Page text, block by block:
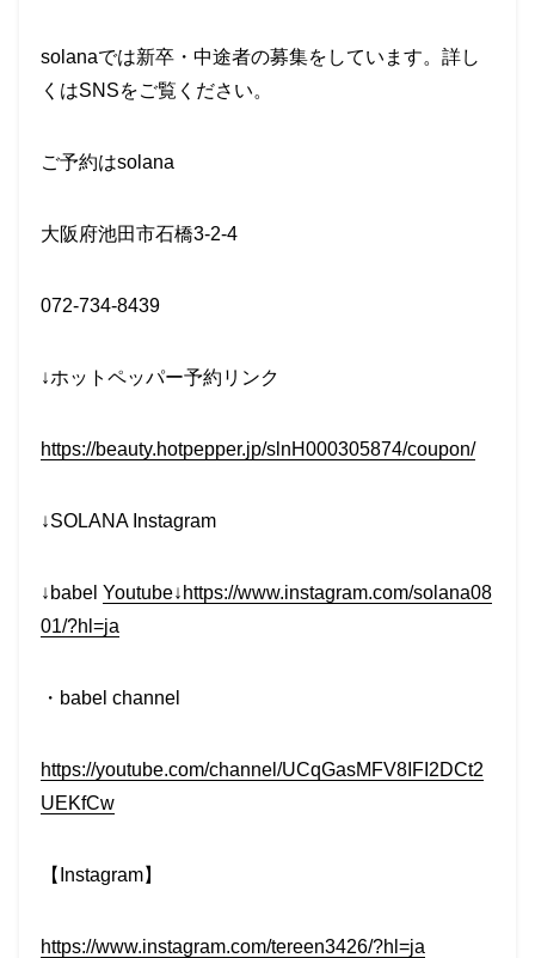
solanaでは新卒・中途者の募集をしています。詳し
くはSNSをご覧ください。
ご予約はsolana
大阪府池田市石橋3-2-4
072-734-8439
↓ホットペッパー予約リンク
https://beauty.hotpepper.jp/slnH000305874/coupon/
↓SOLANA Instagram
↓babel Youtube↓https://www.instagram.com/solana08
01/?hl=ja
・babel channel
https://youtube.com/channel/UCqGasMFV8IFI2DCt2
UEKfCw
【Instagram】
https://www.instagram.com/tereen3426/?hl=ja